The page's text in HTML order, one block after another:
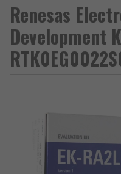
Renesas
Development